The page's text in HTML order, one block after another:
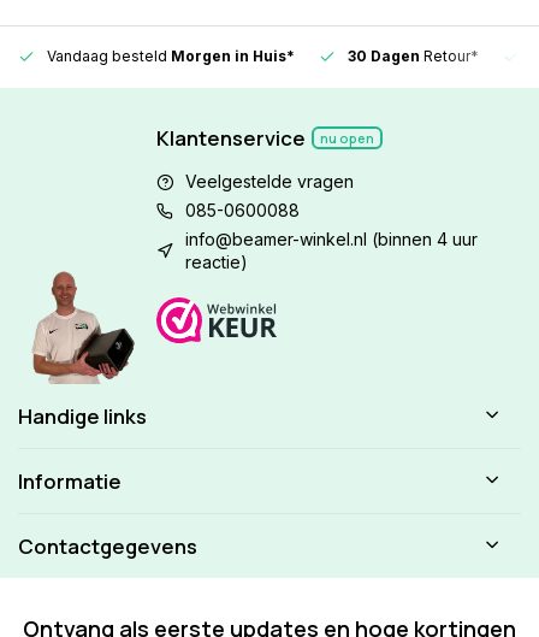
Vandaag besteld Morgen in Huis* 30 Dagen Retour*
Klantenservice nu open
Veelgestelde vragen
085-0600088
info@beamer-winkel.nl (binnen 4 uur
reactie)
Handige links
Informatie
Contactgegevens
Ontvang als eerste updates en hoge kortingen